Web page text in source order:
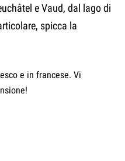
e Vaud, dal lago di
spicca la
e in francese. Vi